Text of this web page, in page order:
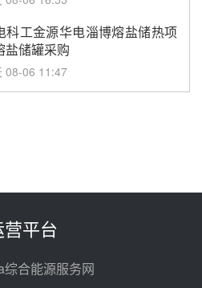
科工金源华电淄博熔盐储热项
盐储罐采购
08-06 11:47
示范电站二列蒸汽发生器设备
电工程EPC总承包项目熔盐截
营平台
综合能源服务网